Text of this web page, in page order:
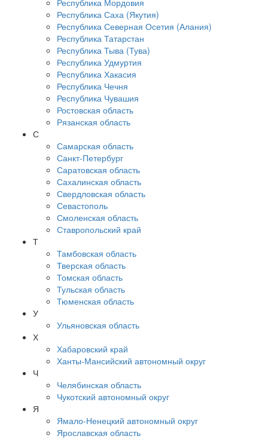
Республика Мордовия
Республика Саха (Якутия)
Республика Северная Осетия (Алания)
Республика Татарстан
Республика Тыва (Тува)
Республика Удмуртия
Республика Хакасия
Республика Чечня
Республика Чувашия
Ростовская область
Рязанская область
С
Самарская область
Санкт-Петербург
Саратовская область
Сахалинская область
Свердловская область
Севастополь
Смоленская область
Ставропольский край
Т
Тамбовская область
Тверская область
Томская область
Тульская область
Тюменская область
У
Ульяновская область
Х
Хабаровский край
Ханты-Мансийский автономный округ
Ч
Челябинская область
Чукотский автономный округ
Я
Ямало-Ненецкий автономный округ
Ярославская область